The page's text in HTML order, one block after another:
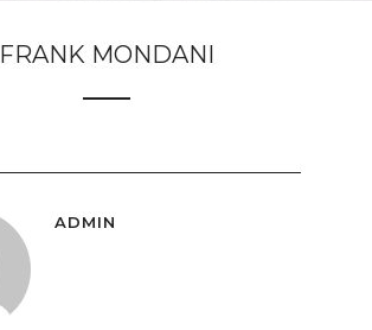
FRANK MONDANI
ADMIN